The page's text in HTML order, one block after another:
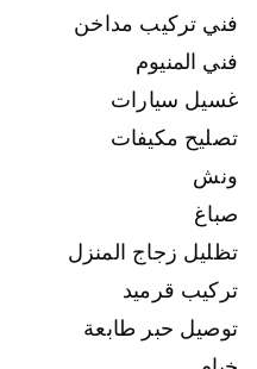
فني تركيب مداخن
فني المنيوم
غسيل سيارات
تصليح مكيفات
ونش
صباغ
تظليل زجاج المنزل
تركيب قرميد
توصيل حبر طابعة